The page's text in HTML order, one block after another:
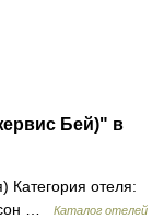
Бей)" в
Категория отеля:
…
Каталог отелей